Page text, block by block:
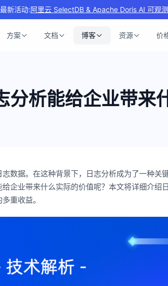
新活动:阿里云 SelectDB & Apache Doris AI 可观
方案 文档 博客 资源 价
分析能给企业带来
数据。在这种背景下，日志分析成为了一种关
企业带来什么实际的价值呢？本文将详细介绍
重收益。